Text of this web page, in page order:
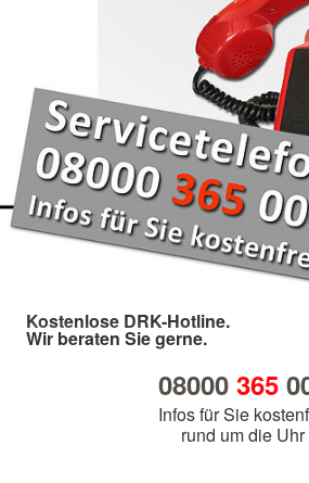
Kostenlose DRK-Hotline.
Wir beraten Sie gerne.
08000 365
Infos für Sie
rund um die Uhr